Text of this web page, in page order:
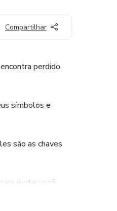
Compartilhar
perdido
símbolos e
são as chaves
ajudar você